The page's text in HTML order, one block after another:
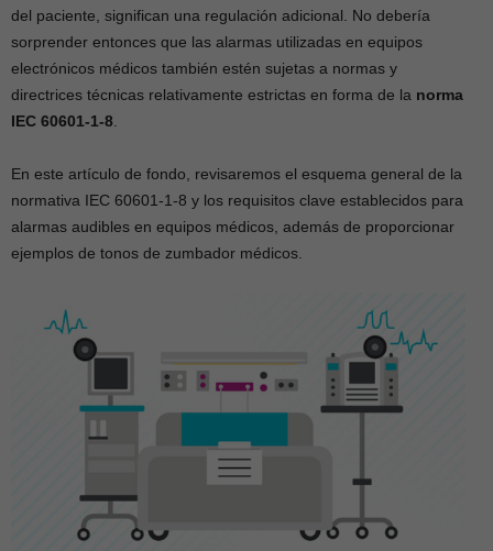
del paciente, significan una regulación adicional. No debería
sorprender entonces que las alarmas utilizadas en equipos
electrónicos médicos también estén sujetas a normas y
directrices técnicas relativamente estrictas en forma de la norma
IEC 60601-1-8
En este artículo de fondo, revisaremos el esquema general de la
normativa IEC 60601-1-8 y los requisitos clave establecidos para
alarmas audibles en equipos médicos, además de proporcionar
ejemplos de tonos de zumbador médicos.